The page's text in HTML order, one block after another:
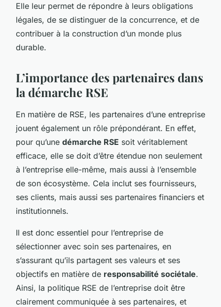
Elle leur permet de répondre à leurs obligations
légales, de se distinguer de la concurrence, et de
contribuer à la construction d’un monde plus
durable.
L’importance des partenaires dans
la démarche RSE
En matière de RSE, les partenaires d’une entreprise
jouent également un rôle prépondérant. En effet,
pour qu’une démarche RSE soit véritablement
efficace, elle se doit d’être étendue non seulement
à l’entreprise elle-même, mais aussi à l’ensemble
de son écosystème. Cela inclut ses fournisseurs,
ses clients, mais aussi ses partenaires financiers et
institutionnels.
Il est donc essentiel pour l’entreprise de
sélectionner avec soin ses partenaires, en
s’assurant qu’ils partagent ses valeurs et ses
objectifs en matière de responsabilité sociétale.
Ainsi, la politique RSE de l’entreprise doit être
clairement communiquée à ses partenaires, et